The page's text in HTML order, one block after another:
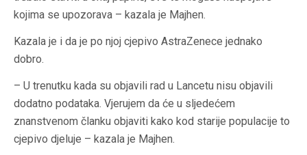
kojima se upozorava – kazala je Majhen.
Kazala je i da je po njoj cjepivo AstraZenece jednako
dobro.
– U trenutku kada su objavili rad u Lancetu nisu objavili
dodatno podataka. Vjerujem da će u sljedećem
znanstvenom članku objaviti kako kod starije populacije to
cjepivo djeluje – kazala je Majhen.